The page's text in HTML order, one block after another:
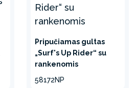
Pripučiamas gultas
„Surf's Up Rider“ su
rankenomis
58172NP